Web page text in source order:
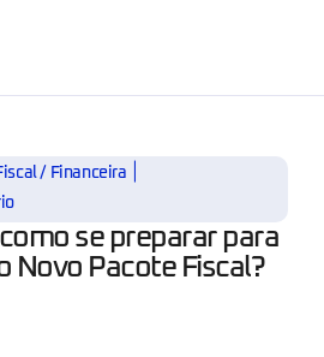
/ Financeira
se preparar para
Novo Pacote Fiscal?